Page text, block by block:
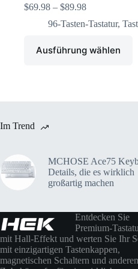
$69.98 – $89.98
96-Tasten-Tastatur,
Ausführung wählen
Im Trend
MCHOSE Ace75
Details, die es wirklich
großartig machen
Entdecken Sie
Premium-
mit Hall-Effekt und werten Sie Ihr
mit einzigartigen Tastenkappen,
magnetischen Schaltern und